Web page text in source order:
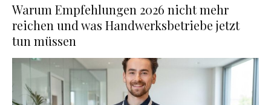
Warum Empfehlungen 2026 nicht mehr
reichen und was Handwerksbetriebe jetzt
tun müssen